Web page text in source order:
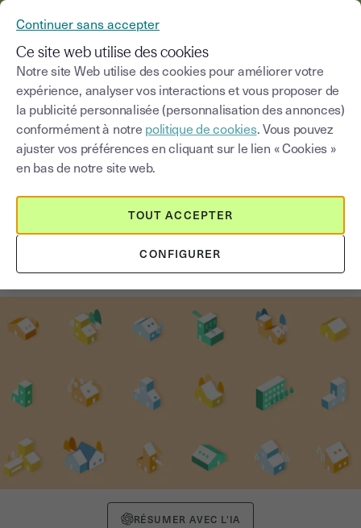
Blog
Choisir une catégorie Saisissez un terme
Immobilier et signature
électronique, le cas MyNotary
RÉSUMER AVEC L'IA
Continuer sans accepter
Ce site web utilise des cookies
Notre site Web utilise des cookies pour améliorer votre
expérience, analyser vos interactions et vous proposer de
la publicité personnalisée (personnalisation des annonces)
conformément à notre politique de cookies. Vous pouvez
ajuster vos préférences en cliquant sur le lien « Cookies »
en bas de notre site web.
CONFIGURER
TOUT ACCEPTER